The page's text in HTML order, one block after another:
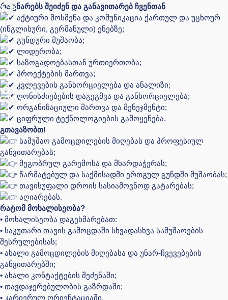
რა უნარებს შეიძენ და განავითარებ ჩვენთან
აქტიური მოსმენა და კომუნიკაცია ქართულ და უცხოურ
(ინგლისური, გერმანული) ენებზე;
გუნდური მუშაობა;
ლიდერობა;
საზოგადოებასთან ურთიერთობა;
პროექტების მართვა;
კვლევების განხორციელება და ანალიზი;
ღონისძიებების დაგეგმვა და განხორციელება;
ორგანიზაციული მართვა და მენეჯმენტი;
ციფრული ტექნოლოგიების გამოყენება.
გთავაზობთ!
სამუშაო გამოცდილების მიღებას და პროფესიულ
განვითარებას;
მეგობრულ გარემოსა და მხარდაჭერას;
წარმატებულ და საქმისადმი ერთგულ გუნდში მუშაობას;
თავისუფალი დროის სასიამოვნოდ გატარებას;
აღიარებას.
რატომ მოხალისეობა?
• მოხალისეობა დაგეხმარებათ:
• საკუთარი თავის გამოცდაში სხვადასხვა სამუშაოების
შესრულებისას;
• ახალი გამოცდილების მიღებასა და უნარ-ჩვევებების
განვითარებში;
• ახალი კონტაქტების შეძენაში;
• თავდაჯერებულობის გაზრდაში;
• კარიერულ ორიენტაციაში.